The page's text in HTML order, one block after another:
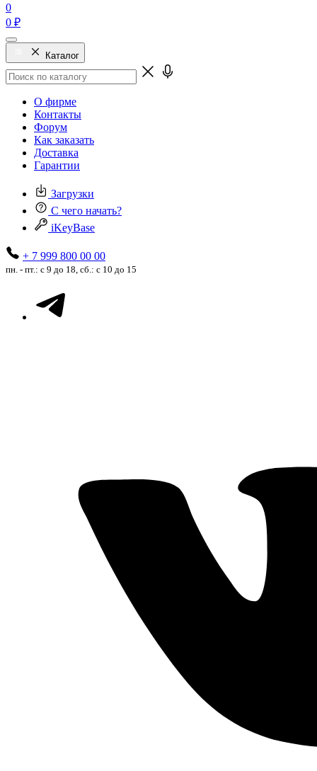
0
0 ₽
Каталог
О фирме
Контакты
Форум
Как заказать
Доставка
Гарантии
Загрузки
С чего начать?
iKeyBase
+ 7 999 800 00 00
пн. - пт.: с 9 до 18, сб.: с 10 до 15